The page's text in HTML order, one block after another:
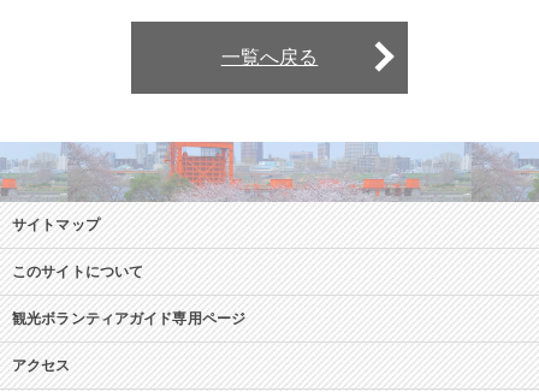
一覧へ戻る
サイトマップ
このサイトについて
観光ボランティアガイド専用ページ
アクセス